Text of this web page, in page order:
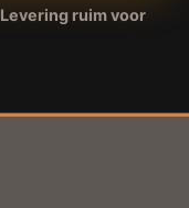
ruim voor